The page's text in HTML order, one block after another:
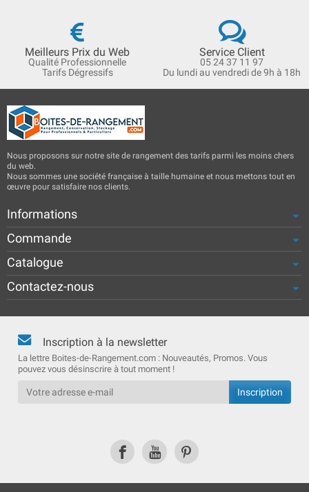
Meilleurs Prix du Web
Qualité Professionnelle
Tarifs Dégressifs
Service Client
05 24 37 11 97
Du lundi au vendredi de 9h à 18h
Nous proposons sur notre site de rangement des tarifs parmi les moins chers
du web.
Nous sommes une société française à taille humaine et nous mettons tout en
œuvre pour satisfaire nos clients.
Informations
Commande
Catalogue
Contactez-nous
Inscription à la newsletter
La lettre Boites-de-Rangement.com : Nouveautés, Promos. Vous
pouvez vous désinscrire à tout moment !